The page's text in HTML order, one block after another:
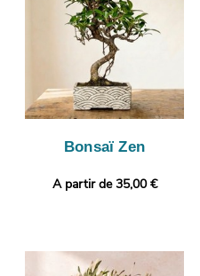
Bonsaï Zen
A partir de 35,00 €